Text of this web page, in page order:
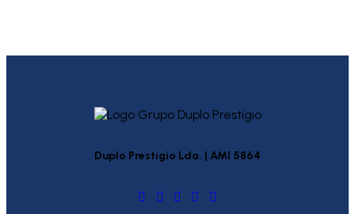
Duplo Prestígio Lda. | AMI 5864